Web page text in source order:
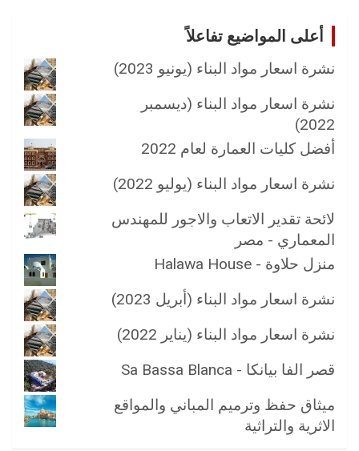
أعلى المواضيع تفاعلاً
نشرة اسعار مواد البناء (يونيو 2023)
نشرة اسعار مواد البناء (ديسمبر
2022)
أفضل كليات العمارة لعام 2022
نشرة اسعار مواد البناء (يوليو 2022)
لائحة تقدير الاتعاب والاجور للمهندس
المعماري - مصر
منزل حلاوة - Halawa House
نشرة اسعار مواد البناء (أبريل 2023)
نشرة اسعار مواد البناء (يناير 2022)
قصر الفا بيانكا - Sa Bassa Blanca
ميثاق حفظ وترميم المباني والمواقع
الاثرية والتراثية